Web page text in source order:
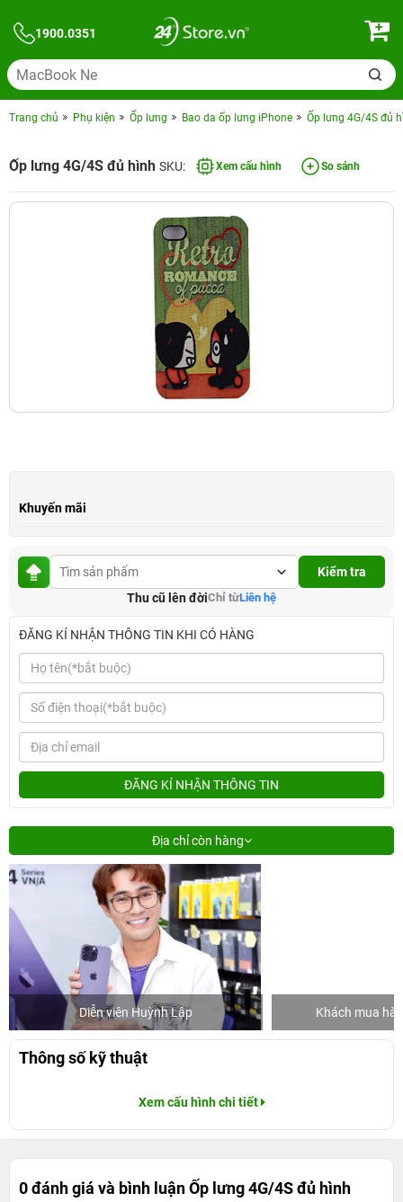
1900.0351
Trang chủ Phụ kiện Ốp lưng Bao da ốp lưng iPhone Ốp lưng 4G/4S đủ
Ốp lưng 4G/4S đủ hình SKU: Xem cấu hình So sánh
Khuyến mãi
Kiểm tra
Thu cũ lên đờiChỉ từLiên hệ
ĐĂNG KÍ NHẬN THÔNG TIN KHI CÓ HÀNG
ĐĂNG KÍ NHẬN THÔNG TIN
Địa chỉ còn hàng
Diễn viên Huỳnh Lập Khách mua
Thông số kỹ thuật
Xem cấu hình chi tiết
0 đánh giá và bình luậnỐp lưng 4G/4S đủ hình